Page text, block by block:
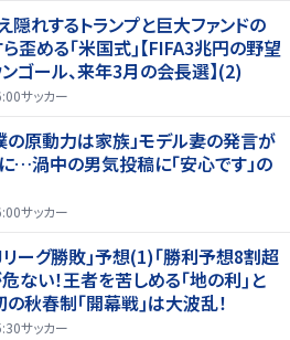
隠れするトランプと巨大ファンドの
ら歪める｢米国式｣【FIFA3兆円の野望
ゴール、来年3月の会長選】(2)
サッカー
の原動力は家族」モデル妻の発言が
…渦中の男気投稿に「安心です」の
サッカー
リーグ勝敗｣予想(1)｢勝利予想8割超
ない！王者を苦しめる｢地の利｣と
の秋春制｢開幕戦｣は大波乱！
サッカー